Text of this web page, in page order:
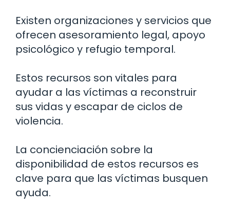
Existen organizaciones y servicios que
ofrecen asesoramiento legal, apoyo
psicológico y refugio temporal.
Estos recursos son vitales para
ayudar a las víctimas a reconstruir
sus vidas y escapar de ciclos de
violencia.
La concienciación sobre la
disponibilidad de estos recursos es
clave para que las víctimas busquen
ayuda.